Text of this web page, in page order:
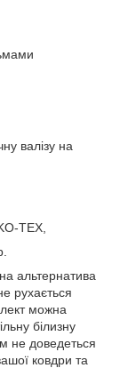
валізу на
TEX,
альтернатива
рухається
можна
білизну
не доведеться
ковдри та